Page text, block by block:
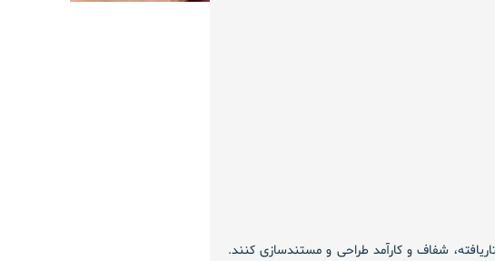
شفاف و کارآمد طراحی و مستندسازی کنند.